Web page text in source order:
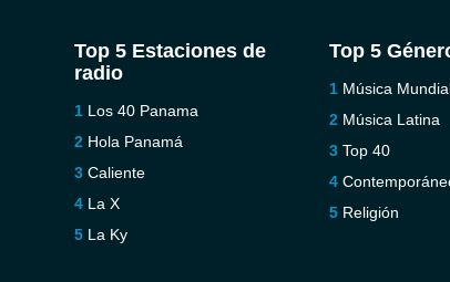
Top 5 Estaciones de
radio
Los 40 Panama
Hola Panamá
Caliente
La X
La Ky
Top 5
Música
Música Latina
Top 40
Religión